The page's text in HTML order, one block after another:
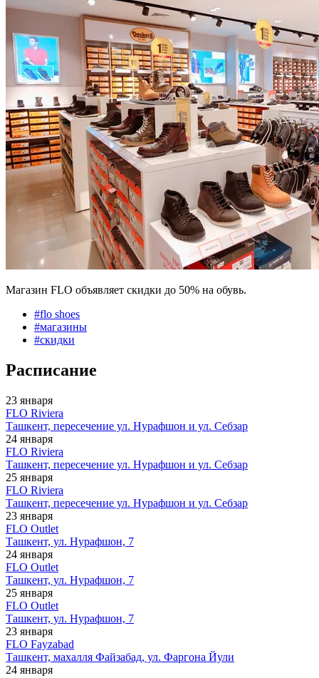
Магазин FLO объявляет скидки до 50% на обувь.
#flo shoes
#магазины
#скидки
Расписание
23 января
FLO Riviera
Ташкент, пересечение ул. Нурафшон и ул. Себзар
24 января
FLO Riviera
Ташкент, пересечение ул. Нурафшон и ул. Себзар
25 января
FLO Riviera
Ташкент, пересечение ул. Нурафшон и ул. Себзар
23 января
FLO Outlet
Ташкент, ул. Нурафшон, 7
24 января
FLO Outlet
Ташкент, ул. Нурафшон, 7
25 января
FLO Outlet
Ташкент, ул. Нурафшон, 7
23 января
FLO Fayzabad
Ташкент, махалля Файзабад, ул. Фаргона Йули
24 января